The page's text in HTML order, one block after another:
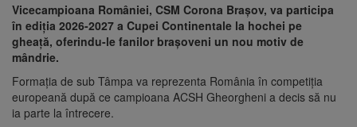
Vicecampioana României, CSM Corona Brașov, va participa
în ediția 2026-2027 a Cupei Continentale la hochei pe
gheață, oferindu-le fanilor brașoveni un nou motiv de
mândrie.
Formația de sub Tâmpa va reprezenta România în competiția
europeană după ce campioana ACSH Gheorgheni a decis să nu
ia parte la întrecere.